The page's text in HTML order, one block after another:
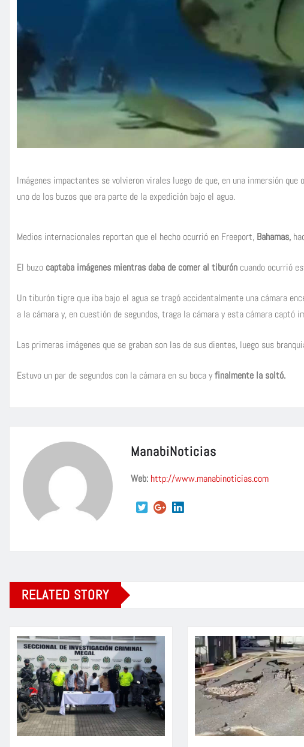
Imágenes impactantes se volvieron virales luego de que, en una inmersión
uno de los buzos que era parte de la expedición bajo el agua.
Medios internacionales reportan que el hecho ocurrió en Freeport, Bahamas,
El buzo captaba imágenes mientras daba de comer al tiburón cuando ocurrió
Un tiburón tigre que iba bajo el agua se tragó accidentalmente una cámara
a la cámara y, en cuestión de segundos, traga la cámara y esta cámara captó
Las primeras imágenes que se graban son las de sus dientes, luego sus
Estuvo un par de segundos con la cámara en su boca yfinalmente la soltó.
ManabiNoticias
Web: http://www.manabinoticias.com
RELATED STORY